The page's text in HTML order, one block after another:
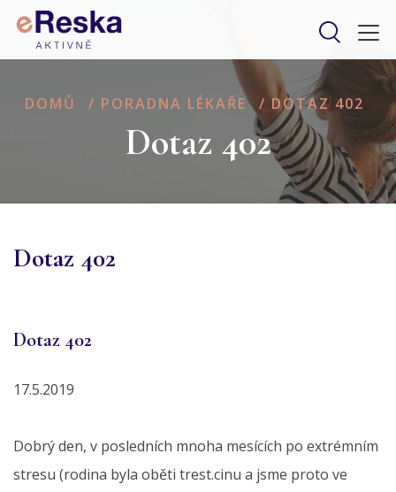
DOMŮ / PORADNA LÉKAŘE / DOTAZ 402
Dotaz 402
Dotaz 402
Dotaz 402
17.5.2019
Dobrý den, v posledních mnoha mesících po extrémním
stresu (rodina byla oběti trest.cinu a jsme proto ve